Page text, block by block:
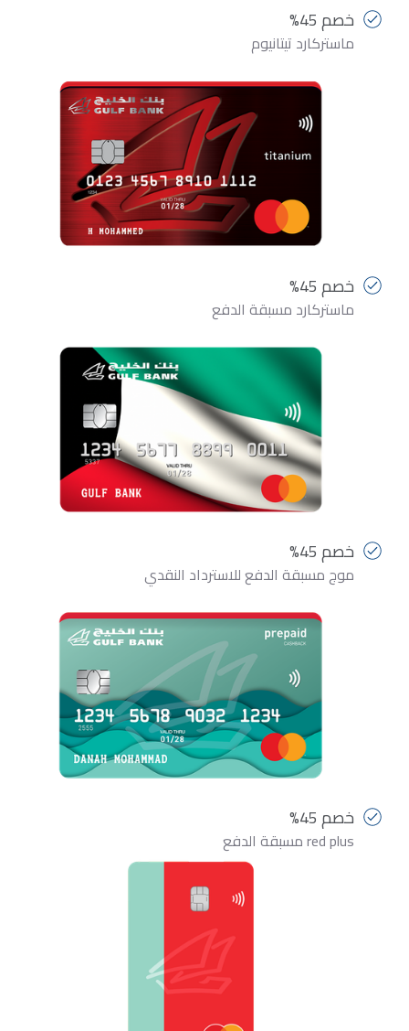
خصم 45%
ماستركارد تيتانيوم
خصم 45%
ماستركارد مسبقة الدفع
خصم 45%
موج مسبقة الدفع للاسترداد النقدي
خصم 45%
red plus مسبقة الدفع